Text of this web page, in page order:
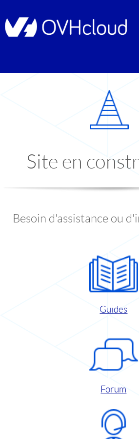
Site en
Besoin d'assistance ou
Guides
Forum